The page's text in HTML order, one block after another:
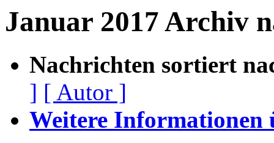
Januar 2017 Archiv
Nachrichten sortiert
] [ Autor ]
Weitere Informationen